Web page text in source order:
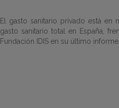
El gasto sanitario privado está en
gasto sanitario total en España,
Fundación IDIS en su último